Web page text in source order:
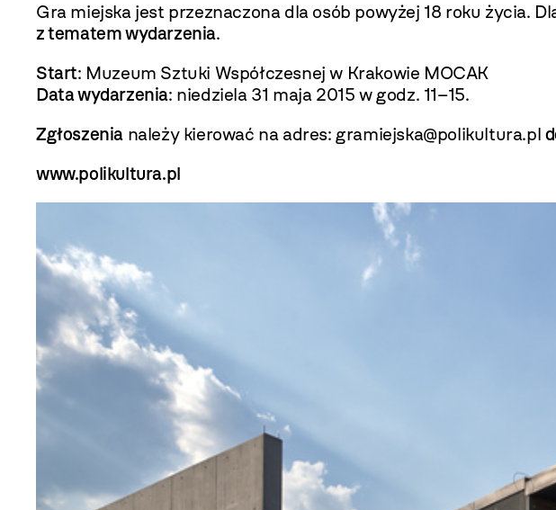
Gra miejska jest przeznaczona dla osób powyżej 18 roku życia.
z tematem wydarzenia.
Start: Muzeum Sztuki Współczesnej w Krakowie MOCAK
Data wydarzenia: niedziela 31 maja 2015 w godz. 11–15.
Zgłoszenia należy kierować na adres: gramiejska@polikultura.pl
www.polikultura.pl